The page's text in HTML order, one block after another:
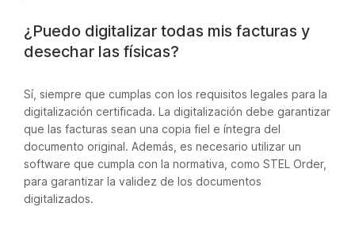
¿Puedo digitalizar todas mis facturas y
desechar las físicas?
Sí, siempre que cumplas con los requisitos legales para la
digitalización certificada. La digitalización debe garantizar
que las facturas sean una copia fiel e íntegra del
documento original. Además, es necesario utilizar un
software que cumpla con la normativa, como STEL Order,
para garantizar la validez de los documentos
digitalizados.